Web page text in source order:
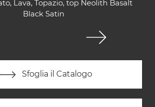
Lava, Topazio, top Neolith Basalt
Black Satin
Sfoglia il Catalogo